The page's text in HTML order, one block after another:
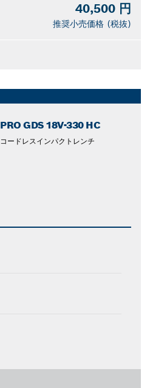
40,500 円
推奨小売価格 (税抜)
PRO GDS 18V-330 HC
コードレスインパクトレンチ